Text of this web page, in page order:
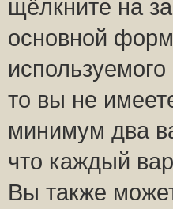
щёлкните на
основной
то вы не
минимум два
что каждый
Вы также